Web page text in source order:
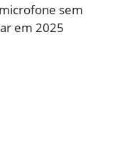
sem
em 2025